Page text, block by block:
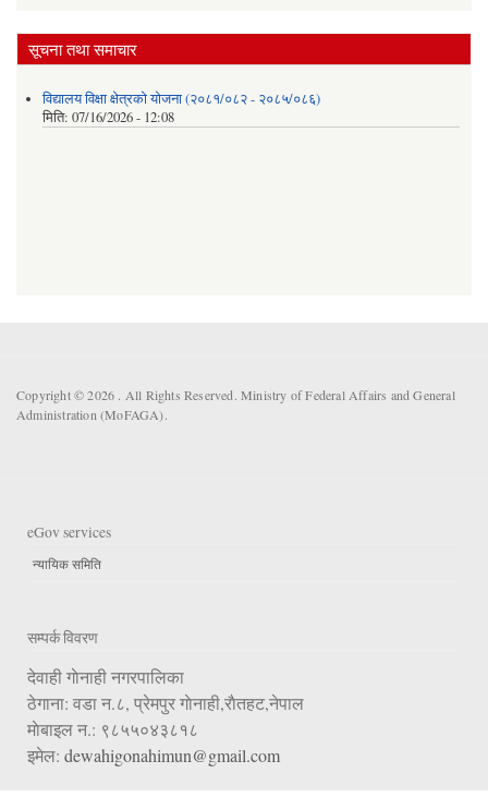
सूचना तथा समाचार
विद्यालय विक्षा क्षेत्रको योजना (२०८१/०८२ - २०८५/०८६)
मिति: 07/16/2026 - 12:08
Copyright © 2026 . All Rights Reserved. Ministry of Federal Affairs and General
Administration (MoFAGA).
eGov services
न्यायिक समिति
सम्पर्क विवरण
देवाही गाेनाही नगरपालिका
ठेगाना: वडा न.८, प्रेमपुर गाेनाही,राैतहट,नेपाल
माेबाइल न.: ९८५५०४३८१८
इमेल: dewahigonahimun@gmail.com